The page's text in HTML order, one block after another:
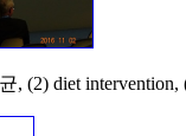
, (2) diet